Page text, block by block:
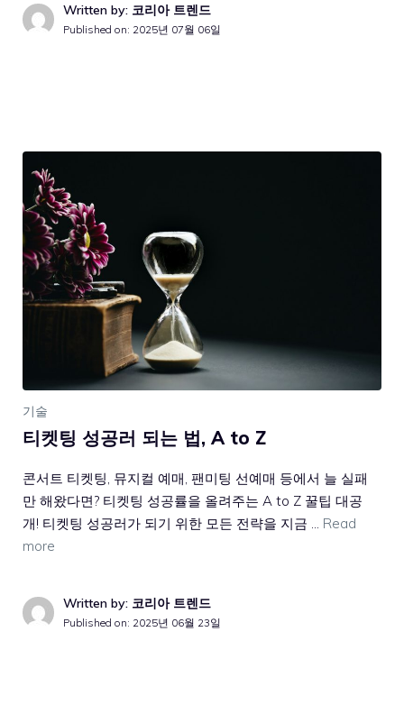
Written by: 코리아 트렌드
Published on: 2025년 07월 06일
기술
티켓팅 성공러 되는 법, A to Z
콘서트 티켓팅, 뮤지컬 예매, 팬미팅 선예매 등에서 늘 실패
만 해왔다면? 티켓팅 성공률을 올려주는 A to Z 꿀팁 대공
개! 티켓팅 성공러가 되기 위한 모든 전략을 지금 … Read
more
Written by: 코리아 트렌드
Published on: 2025년 06월 23일